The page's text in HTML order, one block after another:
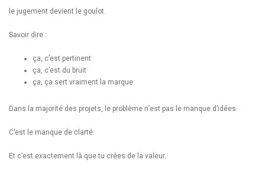
le jugement devient le goulot.
Savoir dire :
ça, c’est pertinent
ça, c’est du bruit
ça, ça sert vraiment la marque
Dans la majorité des projets, le problème n’est pas le manque d’idées.
C’est le manque de clarté.
Et c’est exactement là que tu crées de la valeur.